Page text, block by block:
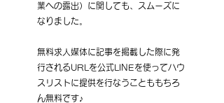
業への露出）に関しても、スムーズに
なりました。
無料求人媒体に記事を掲載した際に発
行されるURLを公式LINEを使ってハウ
スリストに提供を行なうことももちろ
ん無料です♪